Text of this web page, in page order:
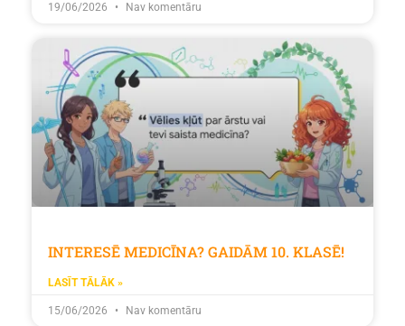
19/06/2026 Nav komentāru
INTERESĒ MEDICĪNA? GAIDĀM 10. KLASĒ!
LASĪT TĀLĀK »
15/06/2026 Nav komentāru